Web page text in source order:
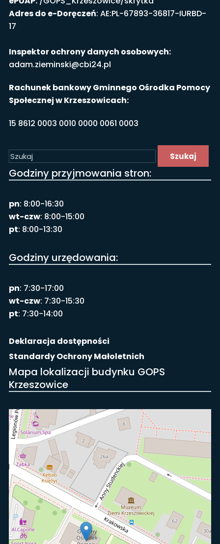
Adres do e-Doręczeń: AE:PL-67893-36817-IURBD-
17
Inspektor ochrony danych osobowych:
adam.zieminski@cbi24.pl
Rachunek bankowy Gminnego Ośrodka Pomocy
Społecznej w Krzeszowicach:
15 8612 0003 0010 0000 0061 0003
Szukaj
Godziny przyjmowania stron:
pn: 8:00-16:30
wt-czw: 8:00-15:00
pt: 8:00-13:30
Godziny urzędowania:
pn: 7:30-17:00
wt-czw: 7:30-15:30
pt: 7:30-14:00
Deklaracja dostępności
Standardy Ochrony Małoletnich
Mapa lokalizacji budynku GOPS
Krzeszowice